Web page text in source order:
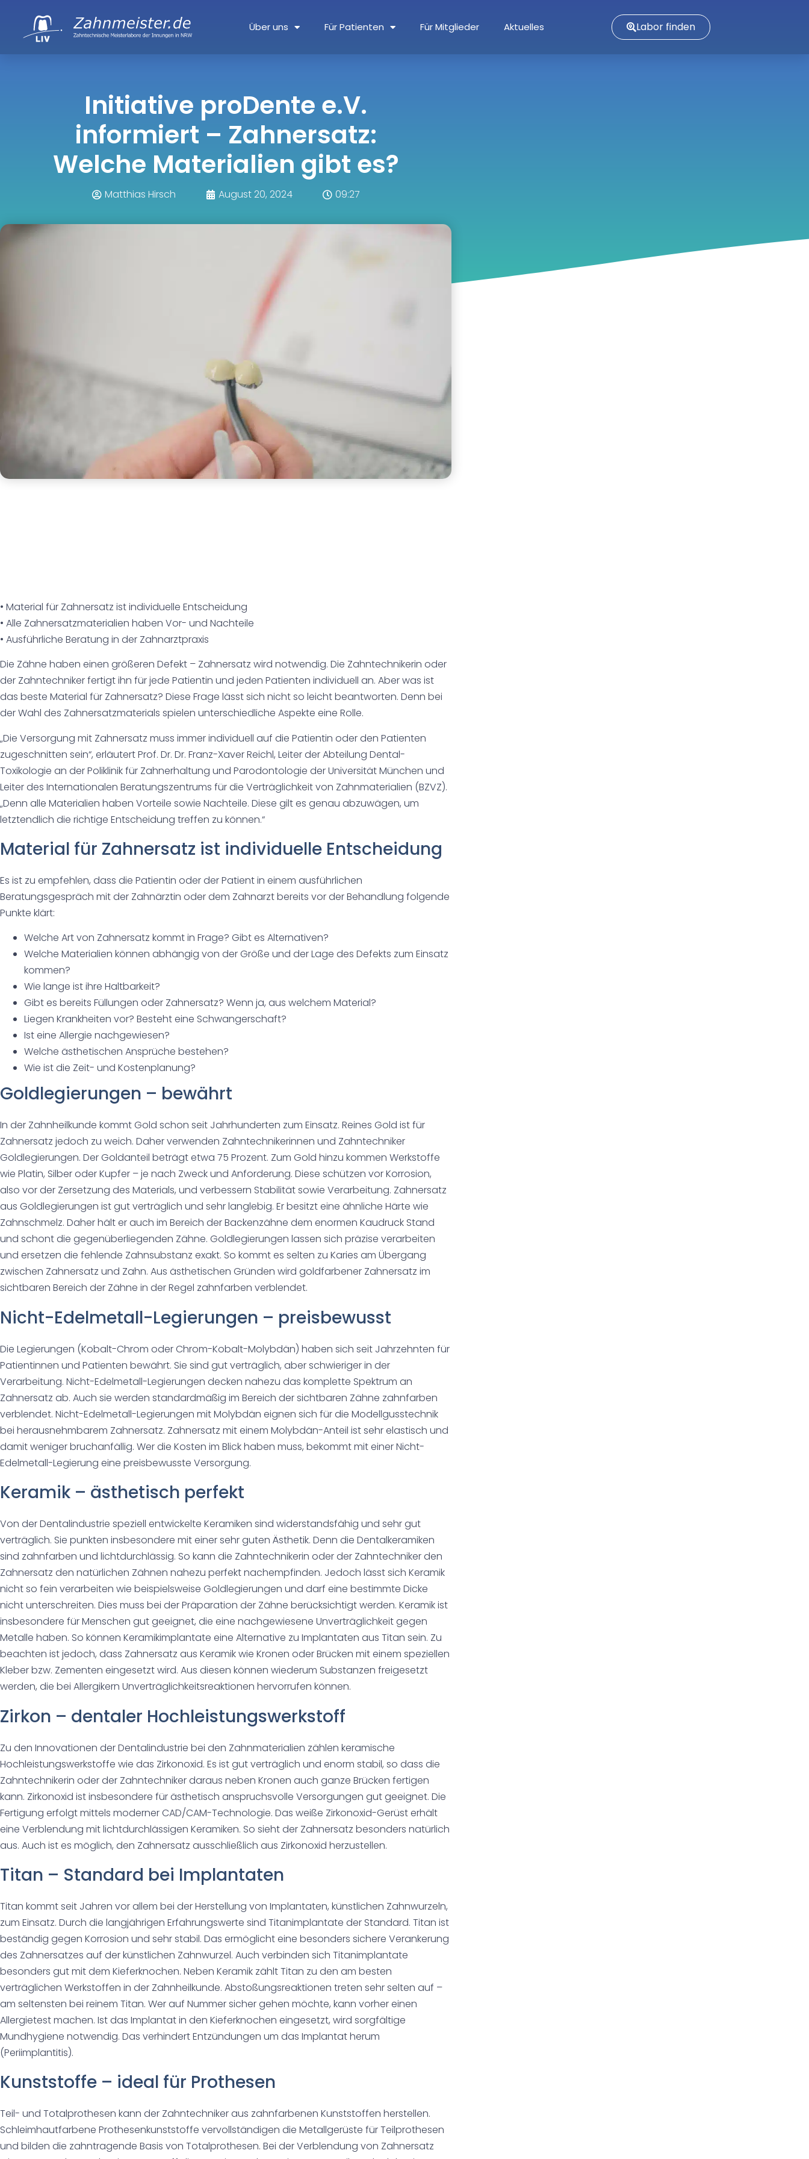
Über uns Für Patienten Für Mitglieder Aktuelles Labor finden
Initiative proDente e.V.
informiert – Zahnersatz:
Welche Materialien gibt es?
Matthias Hirsch August 20, 2024 09:27
• Material für Zahnersatz ist individuelle Entscheidung
• Alle Zahnersatzmaterialien haben Vor- und Nachteile
• Ausführliche Beratung in der Zahnarztpraxis
Die Zähne haben einen größeren Defekt – Zahnersatz wird notwendig. Die Zahntechnikerin oder
der Zahntechniker fertigt ihn für jede Patientin und jeden Patienten individuell an. Aber was ist
das beste Material für Zahnersatz? Diese Frage lässt sich nicht so leicht beantworten. Denn bei
der Wahl des Zahnersatzmaterials spielen unterschiedliche Aspekte eine Rolle.
„Die Versorgung mit Zahnersatz muss immer individuell auf die Patientin oder den Patienten
zugeschnitten sein“, erläutert Prof. Dr. Dr. Franz-Xaver Reichl, Leiter der Abteilung Dental-
Toxikologie an der Poliklinik für Zahnerhaltung und Parodontologie der Universität München und
Leiter des Internationalen Beratungszentrums für die Verträglichkeit von Zahnmaterialien (BZVZ).
„Denn alle Materialien haben Vorteile sowie Nachteile. Diese gilt es genau abzuwägen, um
letztendlich die richtige Entscheidung treffen zu können.“
Material für Zahnersatz ist individuelle Entscheidung
Es ist zu empfehlen, dass die Patientin oder der Patient in einem ausführlichen
Beratungsgespräch mit der Zahnärztin oder dem Zahnarzt bereits vor der Behandlung folgende
Punkte klärt:
Welche Art von Zahnersatz kommt in Frage? Gibt es Alternativen?
Welche Materialien können abhängig von der Größe und der Lage des Defekts zum Einsatz
kommen?
Wie lange ist ihre Haltbarkeit?
Gibt es bereits Füllungen oder Zahnersatz? Wenn ja, aus welchem Material?
Liegen Krankheiten vor? Besteht eine Schwangerschaft?
Ist eine Allergie nachgewiesen?
Welche ästhetischen Ansprüche bestehen?
Wie ist die Zeit- und Kostenplanung?
Goldlegierungen – bewährt
In der Zahnheilkunde kommt Gold schon seit Jahrhunderten zum Einsatz. Reines Gold ist für
Zahnersatz jedoch zu weich. Daher verwenden Zahntechnikerinnen und Zahntechniker
Goldlegierungen. Der Goldanteil beträgt etwa 75 Prozent. Zum Gold hinzu kommen Werkstoffe
wie Platin, Silber oder Kupfer – je nach Zweck und Anforderung. Diese schützen vor Korrosion,
also vor der Zersetzung des Materials, und verbessern Stabilität sowie Verarbeitung. Zahnersatz
aus Goldlegierungen ist gut verträglich und sehr langlebig. Er besitzt eine ähnliche Härte wie
Zahnschmelz. Daher hält er auch im Bereich der Backenzähne dem enormen Kaudruck Stand
und schont die gegenüberliegenden Zähne. Goldlegierungen lassen sich präzise verarbeiten
und ersetzen die fehlende Zahnsubstanz exakt. So kommt es selten zu Karies am Übergang
zwischen Zahnersatz und Zahn. Aus ästhetischen Gründen wird goldfarbener Zahnersatz im
sichtbaren Bereich der Zähne in der Regel zahnfarben verblendet.
Nicht-Edelmetall-Legierungen – preisbewusst
Die Legierungen (Kobalt-Chrom oder Chrom-Kobalt-Molybdän) haben sich seit Jahrzehnten für
Patientinnen und Patienten bewährt. Sie sind gut verträglich, aber schwieriger in der
Verarbeitung. Nicht-Edelmetall-Legierungen decken nahezu das komplette Spektrum an
Zahnersatz ab. Auch sie werden standardmäßig im Bereich der sichtbaren Zähne zahnfarben
verblendet. Nicht-Edelmetall-Legierungen mit Molybdän eignen sich für die Modellgusstechnik
bei herausnehmbarem Zahnersatz. Zahnersatz mit einem Molybdän-Anteil ist sehr elastisch und
damit weniger bruchanfällig. Wer die Kosten im Blick haben muss, bekommt mit einer Nicht-
Edelmetall-Legierung eine preisbewusste Versorgung.
Keramik – ästhetisch perfekt
Von der Dentalindustrie speziell entwickelte Keramiken sind widerstandsfähig und sehr gut
verträglich. Sie punkten insbesondere mit einer sehr guten Ästhetik. Denn die Dentalkeramiken
sind zahnfarben und lichtdurchlässig. So kann die Zahntechnikerin oder der Zahntechniker den
Zahnersatz den natürlichen Zähnen nahezu perfekt nachempfinden. Jedoch lässt sich Keramik
nicht so fein verarbeiten wie beispielsweise Goldlegierungen und darf eine bestimmte Dicke
nicht unterschreiten. Dies muss bei der Präparation der Zähne berücksichtigt werden. Keramik ist
insbesondere für Menschen gut geeignet, die eine nachgewiesene Unverträglichkeit gegen
Metalle haben. So können Keramikimplantate eine Alternative zu Implantaten aus Titan sein. Zu
beachten ist jedoch, dass Zahnersatz aus Keramik wie Kronen oder Brücken mit einem speziellen
Kleber bzw. Zementen eingesetzt wird. Aus diesen können wiederum Substanzen freigesetzt
werden, die bei Allergikern Unverträglichkeitsreaktionen hervorrufen können.
Zirkon – dentaler Hochleistungswerkstoff
Zu den Innovationen der Dentalindustrie bei den Zahnmaterialien zählen keramische
Hochleistungswerkstoffe wie das Zirkonoxid. Es ist gut verträglich und enorm stabil, so dass die
Zahntechnikerin oder der Zahntechniker daraus neben Kronen auch ganze Brücken fertigen
kann. Zirkonoxid ist insbesondere für ästhetisch anspruchsvolle Versorgungen gut geeignet. Die
Fertigung erfolgt mittels moderner CAD/CAM-Technologie. Das weiße Zirkonoxid-Gerüst erhält
eine Verblendung mit lichtdurchlässigen Keramiken. So sieht der Zahnersatz besonders natürlich
aus. Auch ist es möglich, den Zahnersatz ausschließlich aus Zirkonoxid herzustellen.
Titan – Standard bei Implantaten
Titan kommt seit Jahren vor allem bei der Herstellung von Implantaten, künstlichen Zahnwurzeln,
zum Einsatz. Durch die langjährigen Erfahrungswerte sind Titanimplantate der Standard. Titan ist
beständig gegen Korrosion und sehr stabil. Das ermöglicht eine besonders sichere Verankerung
des Zahnersatzes auf der künstlichen Zahnwurzel. Auch verbinden sich Titanimplantate
besonders gut mit dem Kieferknochen. Neben Keramik zählt Titan zu den am besten
verträglichen Werkstoffen in der Zahnheilkunde. Abstoßungsreaktionen treten sehr selten auf –
am seltensten bei reinem Titan. Wer auf Nummer sicher gehen möchte, kann vorher einen
Allergietest machen. Ist das Implantat in den Kieferknochen eingesetzt, wird sorgfältige
Mundhygiene notwendig. Das verhindert Entzündungen um das Implantat herum
(Periimplantitis).
Kunststoffe – ideal für Prothesen
Teil- und Totalprothesen kann der Zahntechniker aus zahnfarbenen Kunststoffen herstellen.
Schleimhautfarbene Prothesenkunststoffe vervollständigen die Metallgerüste für Teilprothesen
und bilden die zahntragende Basis von Totalprothesen. Bei der Verblendung von Zahnersatz